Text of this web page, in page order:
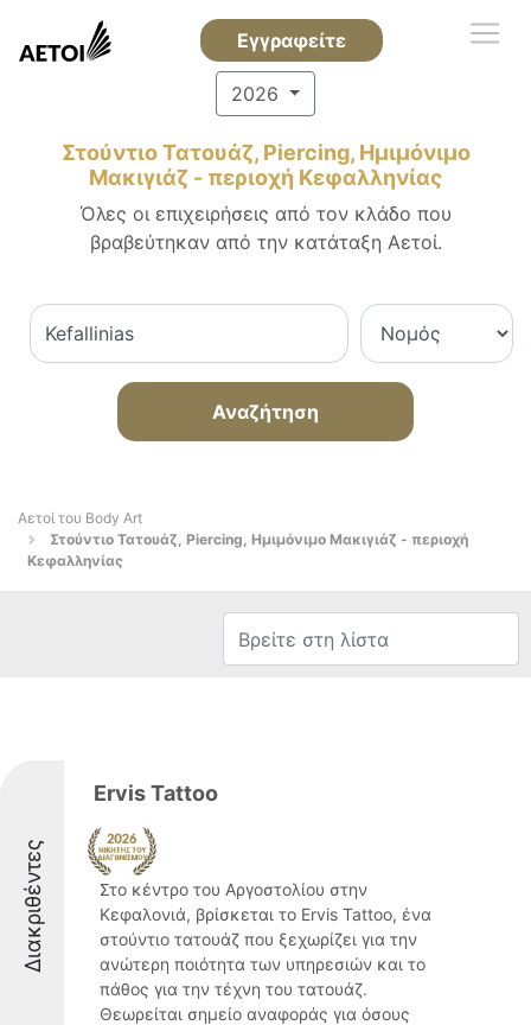
Εγγραφείτε
2026
Στούντιο Τατουάζ, Piercing, Ημιμόνιμο
Μακιγιάζ - περιοχή Κεφαλληνίας
Όλες οι επιχειρήσεις από τον κλάδο που
βραβεύτηκαν από την κατάταξη Αετοί.
Αναζήτηση
Αετοί του Body Art
Στούντιο Τατουάζ, Piercing, Ημιμόνιμο Μακιγιάζ - περιοχή
Κεφαλληνίας
Διακριθέντες
Ervis Tattoo
Στο κέντρο του Αργοστολίου στην
Κεφαλονιά, βρίσκεται το Ervis Tattoo, ένα
στούντιο τατουάζ που ξεχωρίζει για την
ανώτερη ποιότητα των υπηρεσιών και το
πάθος για την τέχνη του τατουάζ.
Θεωρείται σημείο αναφοράς για όσους